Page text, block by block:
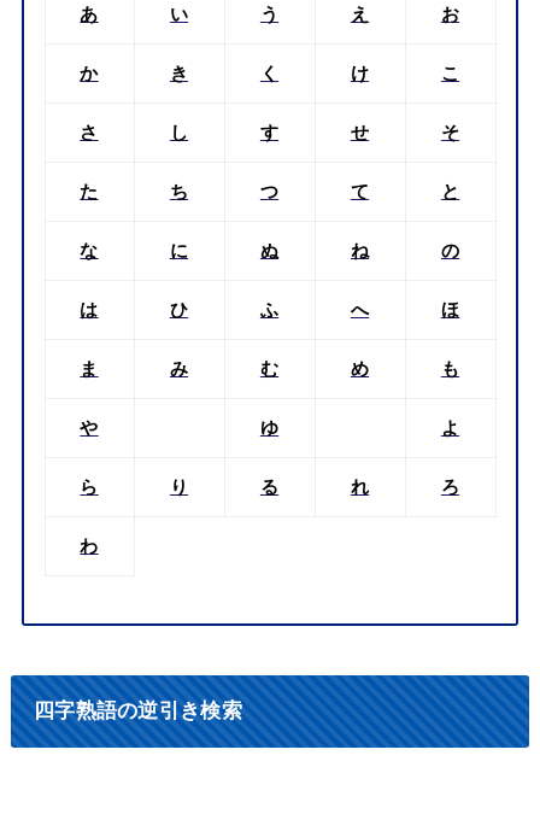
あ い う え お
か き く け こ
さ し す せ そ
た ち つ て と
な に ぬ ね の
は ひ ふ へ ほ
ま み む め も
や ゆ よ
ら り る れ ろ
わ
四字熟語の逆引き検索